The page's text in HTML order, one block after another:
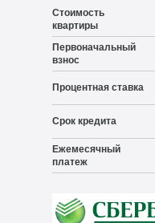
Стоимость
квартиры
Первоначальный
взнос
Процентная ставка
Срок кредита
Ежемесячный
платеж